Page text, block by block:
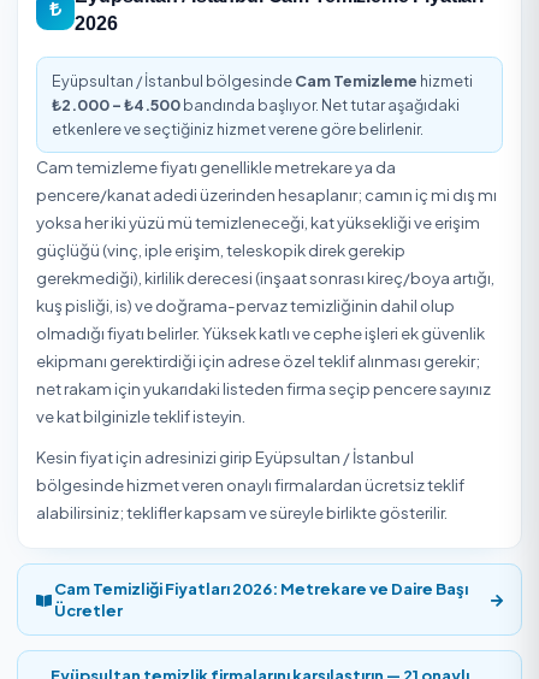
Eyüpsultan / İstanbul Cam Temizleme Özeti
7
Onaylı Hizmet Veren
₺2.000
5,0/5
2 Müşteri Değerlendirmesi
Eyüpsultan / İstanbul bölgesinde Cam Temizleme
veren7 onaylı hizmet veren ₺2.000'den başlayan
Temizlik Express'te. Müşteriler Cam Temizleme hizmetini
ortalama5,0/5puanla değerlendirdi. Yukarıdaki
hizmet vereni seçip uygun gün ve saat için online
yapabilirsiniz.
Eyüpsultan / İstanbul Cam Temizleme
2026